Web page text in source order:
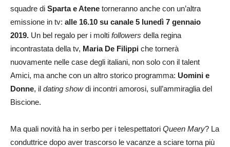
squadre di Sparta e Atene torneranno anche con un’altra
emissione in tv: alle 16.10 su canale 5 lunedì 7 gennaio
2019. Un bel regalo per i molti followers della regina
incontrastata della tv, Maria De Filippi che tornerà
nuovamente nelle case degli italiani, non solo con il talent
Amici, ma anche con un altro storico programma: Uomini e
Donne, il dating showdi incontri amorosi, sull’ammiraglia del
Biscione.
Ma quali novità ha in serbo per i telespettatori Queen Mary? La
conduttrice dopo aver trascorso le vacanze a sciare torna più